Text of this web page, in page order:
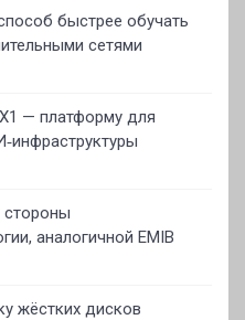
быстрее обучать
сетями
— платформу для
стороны
аналогичной EMIB
жёстких дисков